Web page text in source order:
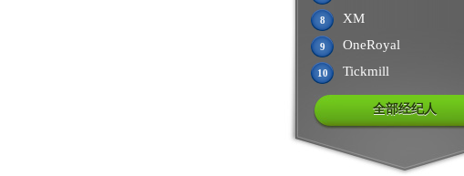
8 XM
9 OneRoyal
10 Tickmill
全部经纪人